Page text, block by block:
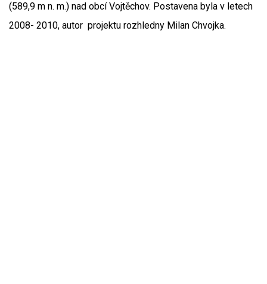
(589,9 m n. m.) nad obcí Vojtěchov. Postavena byla v letech
2008- 2010, autor projektu rozhledny Milan Chvojka.